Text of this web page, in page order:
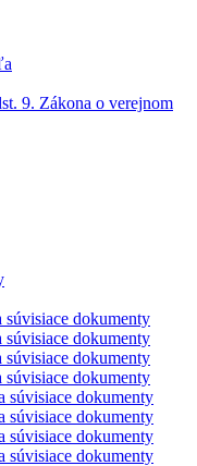
9. Zákona o verejnom
dokumenty
dokumenty
dokumenty
dokumenty
súvisiace dokumenty
súvisiace dokumenty
súvisiace dokumenty
súvisiace dokumenty